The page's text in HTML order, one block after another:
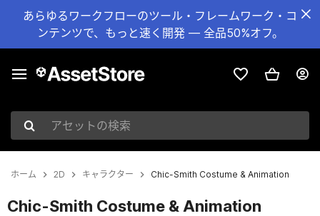
あらゆるワークフローのツール・フレームワーク・コ
ンテンツで、もっと速く開発 — 全品50%オフ。
アセットの検索
ホーム 2D キャラクター Chic-Smith Costume & Animation
Chic-Smith Costume & Animation